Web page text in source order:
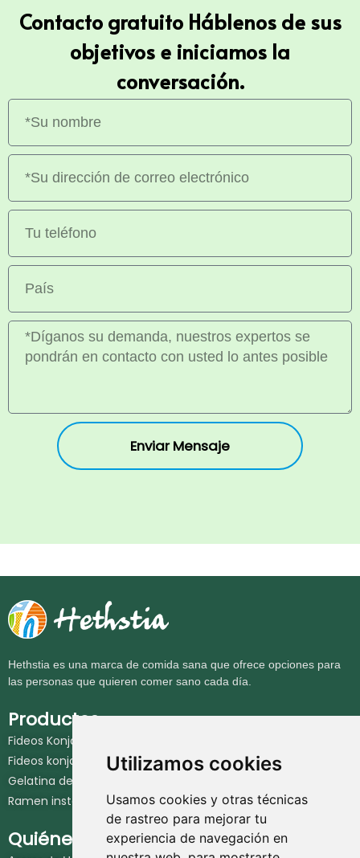
Utilizamos cookies
Usamos cookies y otras técnicas
de rastreo para mejorar tu
experiencia de navegación en
Contacto gratuito Háblenos de sus
objetivos e iniciamos la
conversación.
Enviar Mensaje
Hethstia es una marca de comida sana que ofrece opciones para
las personas que quieren comer sano cada día.
Productos
Fideos Konjac
Fideos konjac instantáneos
Gelatina de konjac
Ramen instantáneo rico en proteínas
Quiénes somos